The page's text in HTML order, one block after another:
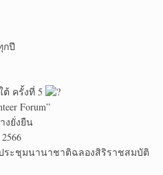
กปี
ครั้งที่ 5
Forum”
งยั่งยืน
ประชุมนานาชาติฉลองสิริราชสมบัติ